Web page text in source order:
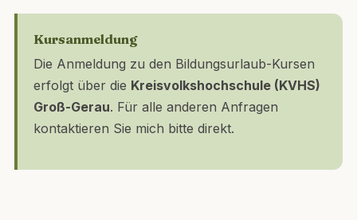
Kursanmeldung
Die Anmeldung zu den Bildungsurlaub-Kursen
erfolgt über die Kreisvolkshochschule (KVHS)
Groß-Gerau. Für alle anderen Anfragen
kontaktieren Sie mich bitte direkt.